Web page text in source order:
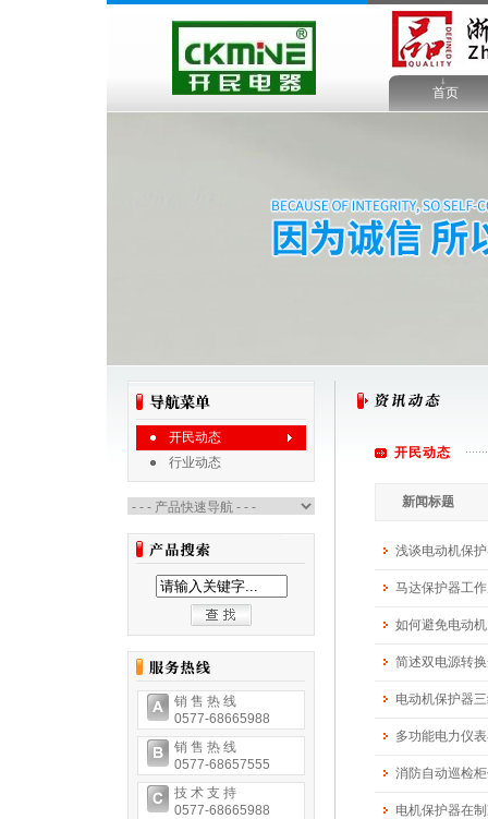
首页
开民动态
行业动态
销 售 热 线
0577-68665988
销 售 热 线
0577-68657555
技 术 支 持
0577-68665988
开民动态
新闻标题
浅谈电动机保
马达保护器工
如何避免电动
简述双电源转
电动机保护器
多功能电力仪
消防自动巡检
电机保护器在